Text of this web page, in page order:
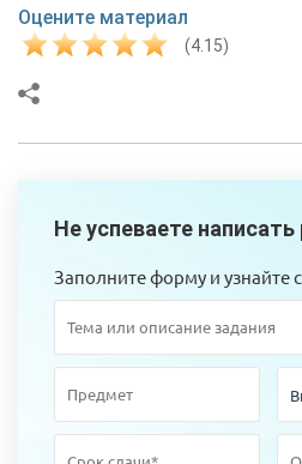
Оцените материал
(4.15)
Не успеваете написать
Заполните форму и узнайте